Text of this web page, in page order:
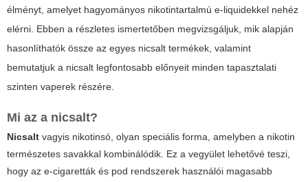
élményt, amelyet hagyományos nikotintartalmú e-liquidekkel nehéz
elérni. Ebben a részletes ismertetőben megvizsgáljuk, mik alapján
hasonlíthatók össze az egyes nicsalt termékek, valamint
bemutatjuk a nicsalt legfontosabb előnyeit minden tapasztalati
szinten vaperek részére.
Mi az a nicsalt?
Nicsalt vagyis nikotinsó, olyan speciális forma, amelyben a nikotin
természetes savakkal kombinálódik. Ez a vegyület lehetővé teszi,
hogy az e-cigaretták és pod rendszerek használói magasabb